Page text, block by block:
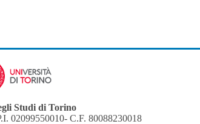
Studi di Torino
02099550010- C.F. 80088230018